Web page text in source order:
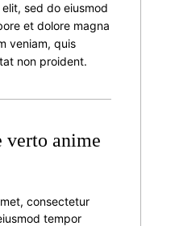
sed do eiusmod
et dolore magna
veniam, quis
non proident.
verto anime
consectetur
tempor